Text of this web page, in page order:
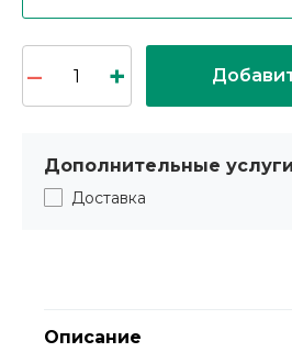
Дополнительные услуги
Доставка
Описание